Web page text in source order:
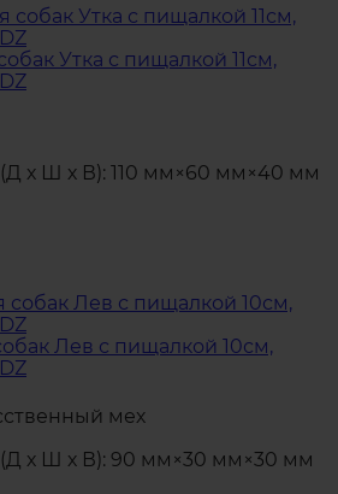
Утка с пищалкой 11см,
х Ш х В): 110 мм×60 мм×40 мм
Лев с пищалкой 10см,
мех
х Ш х В): 90 мм×30 мм×30 мм